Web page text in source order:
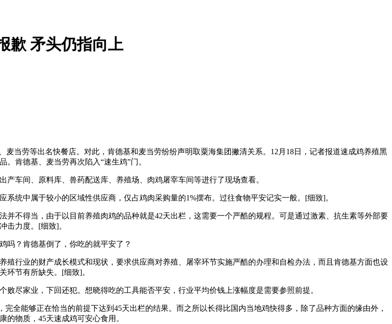
歉 矛头仍指向上
当劳等出名快餐店。对此，肯德基和麦当劳纷纷声明取粟海集团撇清关系。12月18日，记者报道速成鸡养殖黑
肯德基、麦当劳再次陷入“速生鸡”门。
车间、原料库、兽药配送库、养殖场、肉鸡屠宰车间等进行了现场查看。
中属于较小的区域性供应商，仅占鸡肉采购量的1%摆布。过往食物平安记实一般。[细致]。
不得当，由于以目前养殖肉鸡的品种就是42天出栏，这需要一个严酷的规程。可是通过激素、抗生素等外部要
击力度。[细致]。
？肯德基倒了，你吃的就平安了？
行业的财产成长模式和现状，要求供应商对养殖、屠宰环节实施严酷的办理和自检办法，而且肯德基方面也设
环节有所缺失。[细致]。
家业，下回还犯。想晓得吃的工具能否平安，行业平均价钱上涨幅度是需要参照前提。
能够正在恰当的前提下达到45天出栏的结果。而之所以长得比国内当地鸡快得多，除了品种方面的缘由外，
物质，45天速成鸡可安心食用。